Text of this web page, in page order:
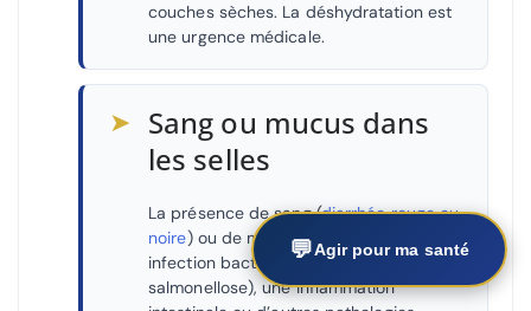
couches sèches. La déshydratation est
une urgence médicale.
➤ Sang ou mucus dans
les selles
La présence de sang (diarrhée rouge ou
noire) ou de mucus peut révéler une
infection bactérienne (comme une
salmonellose), une inflammation
💬Agir pour ma santé